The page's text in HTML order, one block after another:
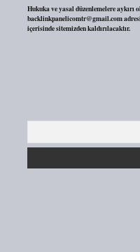
Hukuka ve yasal düzenlemelere aykırı
backlinkpanelicomtr@gmail.com
içerisinde sitemizden kaldırılacaktır.